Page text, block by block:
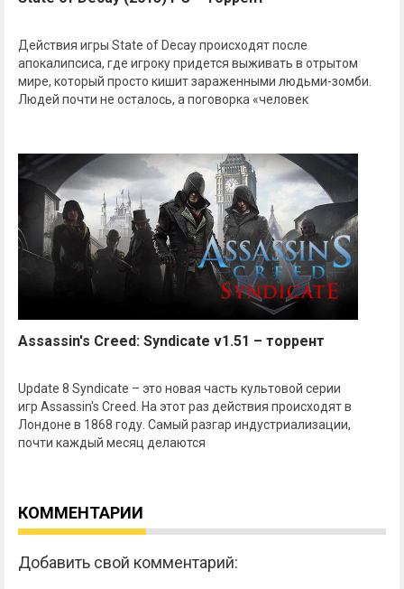
Действия игры State of Decay происходят после
апокалипсиса, где игроку придется выживать в отрытом
мире, который просто кишит зараженными людьми-зомби.
Людей почти не осталось, а поговорка «человек
Assassin's Creed: Syndicate v1.51 – торрент
Update 8 Syndicate – это новая часть культовой серии
игр Assassin's Creed. На этот раз действия происходят в
Лондоне в 1868 году. Самый разгар индустриализации,
почти каждый месяц делаются
КОММЕНТАРИИ
Добавить свой комментарий: